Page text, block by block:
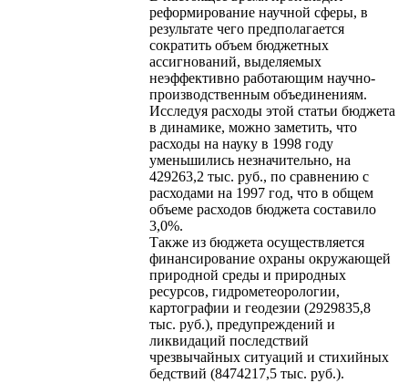
реформирование научной сферы, в
результате чего предполагается
сократить объем бюджетных
ассигнований, выделяемых
неэффективно работающим научно-
производственным объединениям.
Исследуя расходы этой статьи бюджета
в динамике, можно заметить, что
расходы на науку в 1998 году
уменьшились незначительно, на
429263,2 тыс. руб., по сравнению с
расходами на 1997 год, что в общем
объеме расходов бюджета составило
3,0%.
Также из бюджета осуществляется
финансирование охраны окружающей
природной среды и природных
ресурсов, гидрометеорологии,
картографии и геодезии (2929835,8
тыс. руб.), предупреждений и
ликвидаций последствий
чрезвычайных ситуаций и стихийных
бедствий (8474217,5 тыс. руб.).